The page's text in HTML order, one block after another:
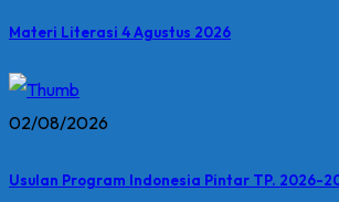
Materi Literasi 4 Agustus 2026
02/08/2026
Usulan Program Indonesia Pintar TP. 2026-